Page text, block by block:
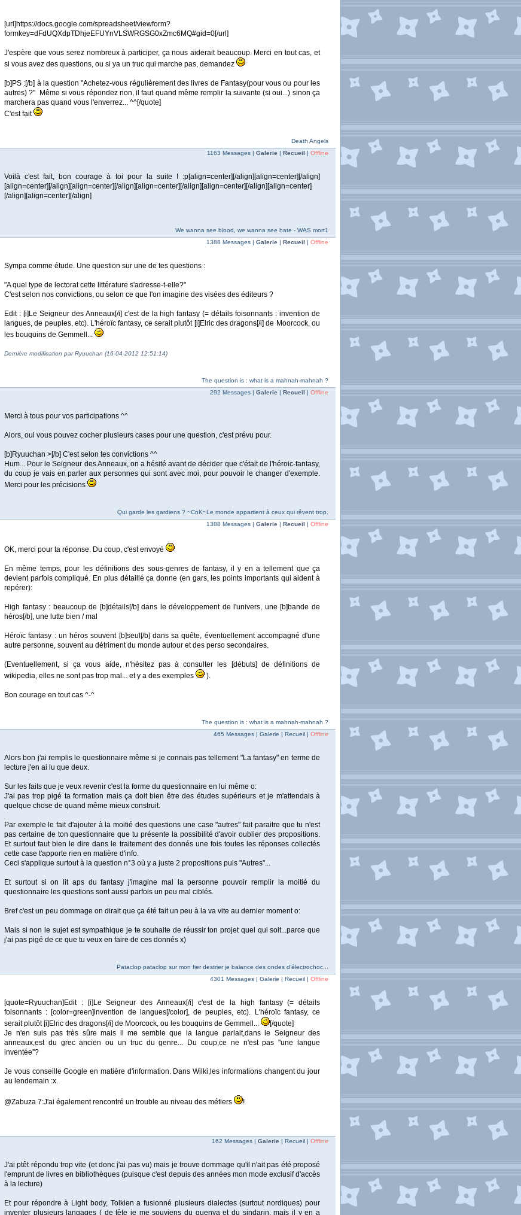
[url]https://docs.google.com/spreadsheet/viewform?
formkey=dFdUQXdpTDhjeEFUYnVLSWRGSG0xZmc6MQ#gid=0[/url]
J'espère que vous serez nombreux à participer, ça nous aiderait beaucoup. Merci en tout cas, et
si vous avez des questions, ou si ya un truc qui marche pas, demandez
[b]PS :[/b] à la question "Achetez-vous régulièrement des livres de Fantasy(pour vous ou pour les
autres) ?" Même si vous répondez non, il faut quand même remplir la suivante (si oui...) sinon ça
marchera pas quand vous l'enverrez... ^^[/quote]
C'est fait
Death Angels
1163 Messages | Galerie | Recueil | Offline
Voilà c'est fait, bon courage à toi pour la suite ! :p[align=center][/align][align=center][/align]
[align=center][/align][align=center][/align][align=center][/align][align=center][/align][align=center]
[/align][align=center][/align]
We wanna see blood, we wanna see hate - WAS mort1
1388 Messages | Galerie | Recueil | Offline
Sympa comme étude. Une question sur une de tes questions :
"A quel type de lectorat cette littérature s'adresse-t-elle?"
C'est selon nos convictions, ou selon ce que l'on imagine des visées des éditeurs ?
Edit : [i]Le Seigneur des Anneaux[/i] c'est de la high fantasy (= détails foisonnants : invention de
langues, de peuples, etc). L'héroïc fantasy, ce serait plutôt [i]Elric des dragons[/i] de Moorcock, ou
les bouquins de Gemmell...
Dernière modification par Ryuuchan (16-04-2012 12:51:14)
The question is : what is a mahnah-mahnah ?
292 Messages | Galerie | Recueil | Offline
Merci à tous pour vos participations ^^
Alors, oui vous pouvez cocher plusieurs cases pour une question, c'est prévu pour.
[b]Ryuuchan >[/b] C'est selon tes convictions ^^
Hum... Pour le Seigneur des Anneaux, on a hésité avant de décider que c'était de l'héroic-fantasy,
du coup je vais en parler aux personnes qui sont avec moi, pour pouvoir le changer d'exemple.
Merci pour les précisions
Qui garde les gardiens ? ~CnK~Le monde appartient à ceux qui rêvent trop.
1388 Messages | Galerie | Recueil | Offline
OK, merci pour ta réponse. Du coup, c'est envoyé
En même temps, pour les définitions des sous-genres de fantasy, il y en a tellement que ça
devient parfois compliqué. En plus détaillé ça donne (en gars, les points importants qui aident à
repérer):
High fantasy : beaucoup de [b]détails[/b] dans le développement de l'univers, une [b]bande de
héros[/b], une lutte bien / mal
Héroïc fantasy : un héros souvent [b]seul[/b] dans sa quête, éventuellement accompagné d'une
autre personne, souvent au détriment du monde autour et des perso secondaires.
(Eventuellement, si ça vous aide, n'hésitez pas à consulter les [débuts] de définitions de
wikipedia, elles ne sont pas trop mal... et y a des exemples
).
Bon courage en tout cas ^-^
The question is : what is a mahnah-mahnah ?
465 Messages | Galerie | Recueil | Offline
Alors bon j'ai remplis le questionnaire même si je connais pas tellement "La fantasy" en terme de
lecture j'en ai lu que deux.
Sur les faits que je veux revenir c'est la forme du questionnaire en lui même o:
J'ai pas trop pigé ta formation mais ça doit bien être des études supérieurs et je m'attendais à
quelque chose de quand même mieux construit.
Par exemple le fait d'ajouter à la moitié des questions une case "autres" fait paraitre que tu n'est
pas certaine de ton questionnaire que tu présente la possibilité d'avoir oublier des propositions.
Et surtout faut bien le dire dans le traitement des donnés une fois toutes les réponses collectés
cette case t'apporte rien en matière d'info.
Ceci s'applique surtout à la question n°3 où y a juste 2 propositions puis "Autres"...
Et surtout si on lit aps du fantasy j'imagine mal la personne pouvoir remplir la moitié du
questionnaire les questions sont aussi parfois un peu mal ciblés.
Bref c'est un peu dommage on dirait que ça été fait un peu à la va vite au dernier moment o:
Mais si non le sujet est sympathique je te souhaite de réussir ton projet quel qui soit...parce que
j'ai pas pigé de ce que tu veux en faire de ces donnés x)
Pataclop pataclop sur mon fier destrier je balance des ondes d’électrochoc...
4301 Messages | Galerie | Recueil | Offline
[quote=Ryuuchan]Edit : [i]Le Seigneur des Anneaux[/i] c'est de la high fantasy (= détails
foisonnants : [color=green]invention de langues[/color], de peuples, etc). L'héroïc fantasy, ce
serait plutôt [i]Elric des dragons[/i] de Moorcock, ou les bouquins de Gemmell...
[/quote]
Je n'en suis pas très sûre mais il me semble que la langue parlait,dans le Seigneur des
anneaux,est du grec ancien ou un truc du genre... Du coup,ce ne n'est pas ''une langue
inventée''?
Je vous conseille Google en matière d'information. Dans Wilki,les informations changent du jour
au lendemain :x.
@Zabuza 7:J'ai également rencontré un trouble au niveau des métiers !
162 Messages | Galerie | Recueil | Offline
J'ai ptêt répondu trop vite (et donc j'ai pas vu) mais je trouve dommage qu'il n'ait pas été proposé
l'emprunt de livres en bibliothèques (puisque c'est depuis des années mon mode exclusif d'accès
à la lecture)
Et pour répondre à Light body, Tolkien a fusionné plusieurs dialectes (surtout nordiques) pour
inventer plusieurs langages ( de tête je me souviens du quenya et du sindarin, mais il y en a